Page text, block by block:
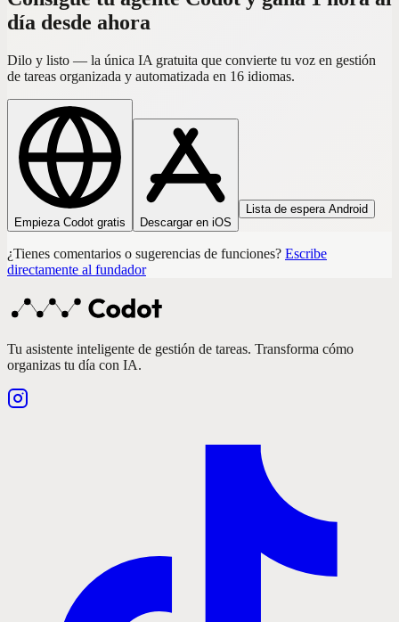
día desde ahora
Dilo y listo — la única IA gratuita que convierte tu voz en gestión
de tareas organizada y automatizada en 16 idiomas.
Empieza Codot gratis Descargar en iOS
Lista de espera Android
¿Tienes comentarios o sugerencias de funciones? Escribe
directamente al fundador
Tu asistente inteligente de gestión de tareas. Transforma cómo
organizas tu día con IA.